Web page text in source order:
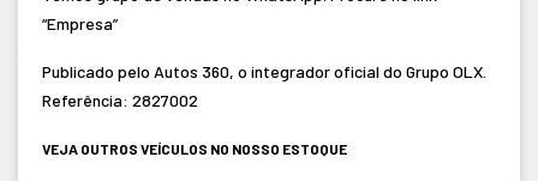
“Empresa”
Publicado pelo Autos 360, o integrador oficial do Grupo OLX.
Referência: 2827002
VEJA OUTROS VEÍCULOS NO NOSSO ESTOQUE